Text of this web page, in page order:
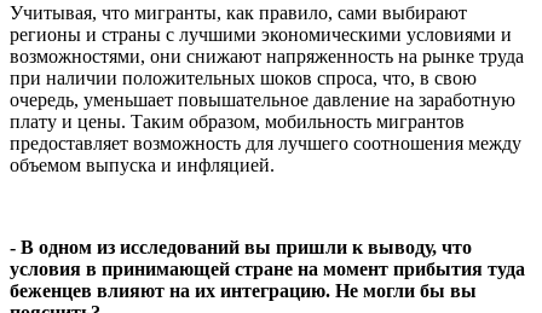
Учитывая, что мигранты, как правило, сами выбирают
регионы и страны с лучшими экономическими условиями и
возможностями, они снижают напряженность на рынке труда
при наличии положительных шоков спроса, что, в свою
очередь, уменьшает повышательное давление на заработную
плату и цены. Таким образом, мобильность мигрантов
предоставляет возможность для лучшего соотношения между
объемом выпуска и инфляцией.
- В одном из исследований вы пришли к выводу, что
условия в принимающей стране на момент прибытия туда
беженцев влияют на их интеграцию. Не могли бы вы